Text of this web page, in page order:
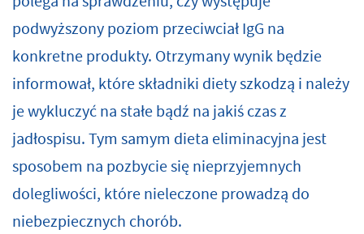
podwyższony poziom przeciwciał IgG na
konkretne produkty. Otrzymany wynik będzie
informował, które składniki diety szkodzą i należy
je wykluczyć na stałe bądź na jakiś czas z
jadłospisu. Tym samym dieta eliminacyjna jest
sposobem na pozbycie się nieprzyjemnych
dolegliwości, które nieleczone prowadzą do
niebezpiecznych chorób.